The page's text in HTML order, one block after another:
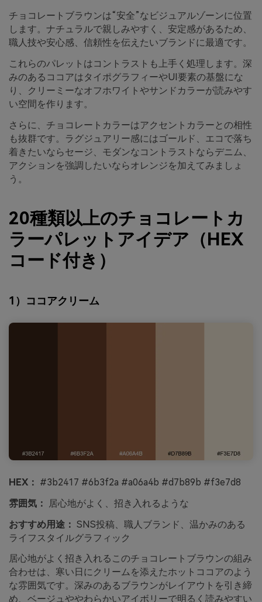
チョコレートブラウンは“安全”なビジュアルゾーンに位置
します。ナチュラルで親しみやすく、安定感があるため、
職人技や安心感、信頼性を伝えたいブランドに最適です。
これらのパレットはコントラストも上手く処理します。深
みのあるココアはタイポグラフィーやUI要素の基盤にな
り、クリーミーなオフホワイトやサンドカラーが読みやす
い空間を作ります。
さらに、チョコレートカラーはアクセントカラーとの相性
も抜群です。ラグジュアリー感にはゴールド、エコで落ち
着きたいならセージ、モダンなコントラストならデニム、
アクションを強調したいならオレンジを加えてみましょ
う。
20種類以上のチョコレートカ
ラーパレットアイデア（HEX
コード付き）
1）ココアクリーム
HEX： #3b2417 #6b3f2a #a06a4b #d7b89b #f3e7d8
雰囲気：
居心地がよく、招き入れるような
おすすめ用途： SNS投稿、職人ブランド、温かみのある
ライフスタイルグラフィック
居心地がよく招き入れるこのチョコレートブラウンの組み
合わせは、寒い日にクリームを添えたホットココアのよう
な雰囲気です。深みのあるブラウンがレイアウトを引き締
め、ベージュややわらかいアイボリーで明るく読みやすい